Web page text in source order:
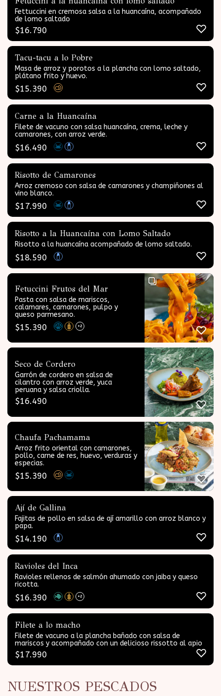
Fettuccini en cremosa salsa a la huancaína, acompañado
de lomo saltado
$16.790
Tacu-tacu a lo Pobre
Masa de arroz y porotos a la plancha con lomo saltado,
plátano frito y huevo.
$15.390
Carne a la Huancaína
Filete de vacuno con salsa huancaína, crema, leche y
camarones, con arroz verde.
$16.490
Risotto de Camarones
Arroz cremoso con salsa de camarones y champiñones al
vino blanco.
$17.990
Risotto a la Huancaína con Lomo Saltado
Risotto a la huancaína acompañado de lomo saltado.
$18.590
Fetuccini Frutos del Mar
Pasta con salsa de mariscos,
calamares, camarones, pulpo y
queso parmesano.
$15.390 +2
Seco de Cordero
Garrón de cordero en salsa de
cilantro con arroz verde, yuca
peruana y salsa criolla.
$16.490
Chaufa Pachamama
Arroz frito oriental con camarones,
pollo, carne de res, huevo, verduras y
especias.
$15.390
Ají de Gallina
Fajitas de pollo en salsa de ají amarillo con arroz blanco y
papa.
$14.190
Ravioles del Inca
Ravioles rellenos de salmón ahumado con jaiba y queso
ricotta.
$16.390 +2
Filete a lo macho
Filete de vacuno a la plancha bañado con salsa de
mariscos y acompañado con un delicioso rissotto al apio
$17.990
NUESTROS PESCADOS